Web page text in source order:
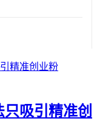
吸引精准创